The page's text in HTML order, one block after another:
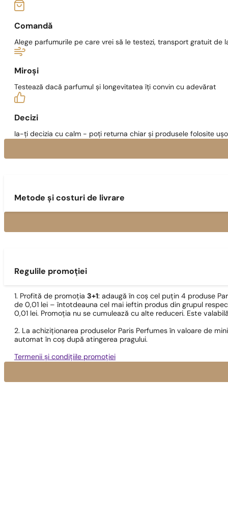
Comandă
Alege parfumurile pe care vrei să le testezi, transport gratuit de
Miroși
Testează dacă parfumul și longevitatea îți convin cu adevărat
Decizi
Ia-ți decizia cu calm - poți returna chiar și produsele folosite
Metode și costuri de livrare
Regulile promoției
1. Profită de promoția 3+1: adaugă în coș cel puțin 4 produse
de 0,01 lei – întotdeauna cel mai ieftin produs din grupul
0,01 lei. Promoția nu se cumulează cu alte reduceri. Este
2. La achiziționarea produselor Paris Perfumes în valoare de
automat în coș după atingerea pragului.
Termenii și condițiile promoției